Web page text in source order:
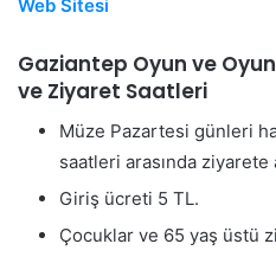
Web Sitesi
Gaziantep Oyun ve
ve Ziyaret Saatleri
Müze Pazartesi günleri
saatleri arasında ziyarete
Giriş ücreti 5 TL.
Çocuklar ve 65 yaş üstü